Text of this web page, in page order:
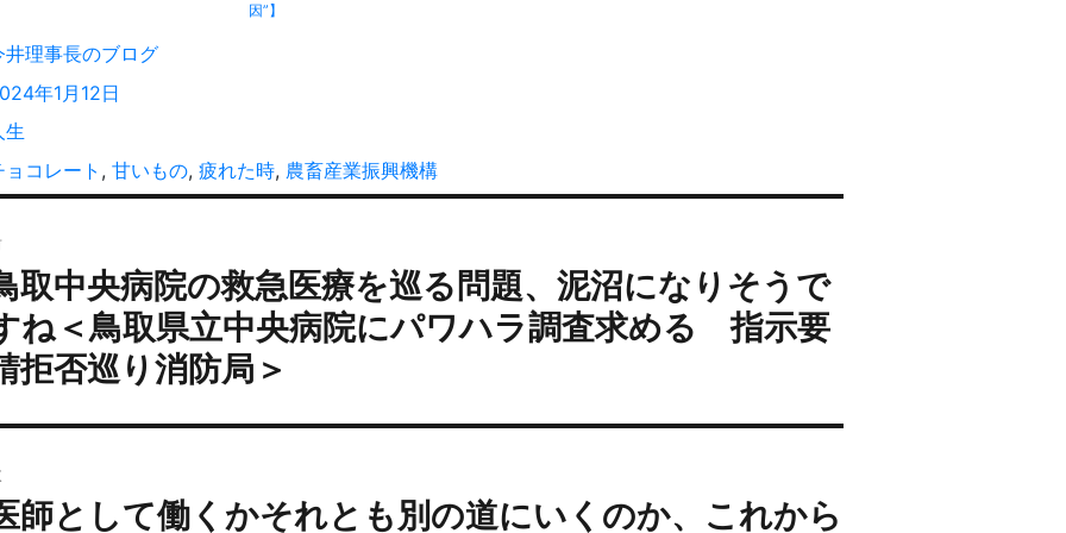
因”】
井理事長のブログ
年1月12日
生
ョコレート , 甘いもの, 疲れた時, 農畜産業振興機構
取中央病院の救急医療を巡る問題、泥沼になりそうで
ね＜鳥取県立中央病院にパワハラ調査求める 指示要
拒否巡り消防局＞
師として働くかそれとも別の道にいくのか、これから